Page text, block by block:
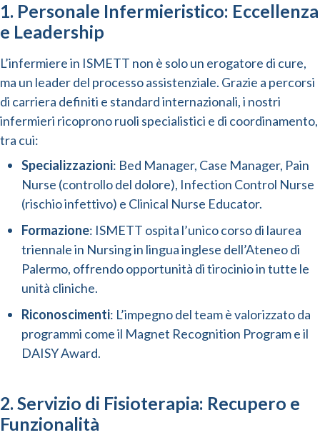
1. Personale Infermieristico: Eccellenza
e Leadership
L’infermiere in ISMETT non è solo un erogatore di cure,
ma un leader del processo assistenziale. Grazie a percorsi
di carriera definiti e standard internazionali, i nostri
infermieri ricoprono ruoli specialistici e di coordinamento,
tra cui:
Specializzazioni: Bed Manager, Case Manager, Pain
Nurse (controllo del dolore), Infection Control Nurse
(rischio infettivo) e Clinical Nurse Educator.
Formazione: ISMETT ospita l’unico corso di laurea
triennale in Nursing in lingua inglese dell’Ateneo di
Palermo, offrendo opportunità di tirocinio in tutte le
unità cliniche.
Riconoscimenti: L’impegno del team è valorizzato da
programmi come il Magnet Recognition Program e il
DAISY Award.
2. Servizio di Fisioterapia: Recupero e
Funzionalità